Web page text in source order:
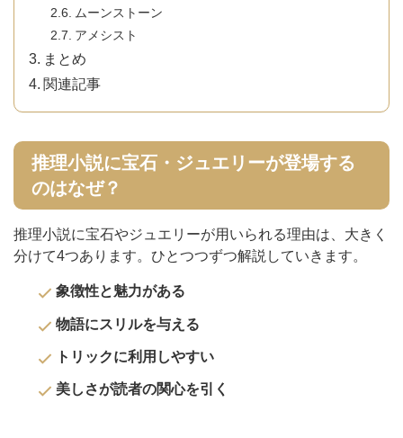
ムーンストーン
アメシスト
まとめ
関連記事
推理小説に宝石・ジュエリーが登場する
のはなぜ？
推理小説に宝石やジュエリーが用いられる理由は、大きく
分けて4つあります。ひとつつずつ解説していきます。
象徴性と魅力がある
物語にスリルを与える
トリックに利用しやすい
美しさが読者の関心を引く